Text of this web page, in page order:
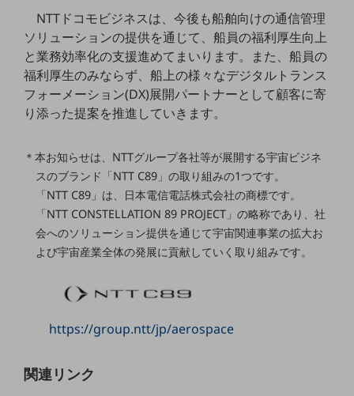
ドコモケータイ
5G対応ホームルーター
通信モジュール製品
衛星携帯電話
料金TOP
ドコモBiz データ無制限 ドコモ MAX ドコモ mini ドコモBiz かけ放題
ケータイプラン
5Gデータプラス
端末の一元管理
NTTドコモビジネスは、今後も船舶向けの通信管理
ソリューションの提供を通じて、船員の福利厚生向上
と業務効率化の支援進めてまいります。また、船員の
福利厚生のみならず、船上の様々なデジタルトランス
フォーメーション(DX)展開パートナーとして顧客に寄
り添った提案を推進していきます。
＊本お知らせは、NTTグループ各社等が展開する宇宙ビジネ
スのブランド「NTT C89」の取り組みの1つです。
「NTT C89」は、日本電信電話株式会社の商標です。
「NTT CONSTELLATION 89 PROJECT」の略称であり、社
会へのソリューション提供を通じて宇宙関連事業の拡大お
よび宇宙産業全体の発展に貢献していく取り組みです。
https://group.ntt/jp/aerospace
関連リンク